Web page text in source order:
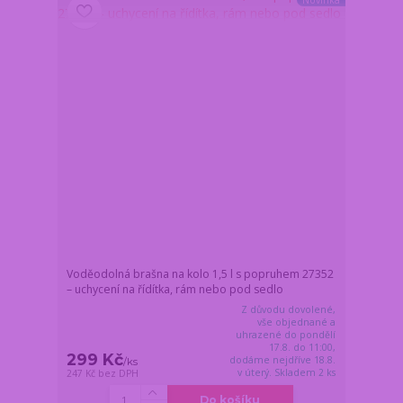
Voděodolná brašna na kolo 1,5 l s popruhem 27352
– uchycení na řídítka, rám nebo pod sedlo
299 Kč/ks
247 Kč bez DPH
Z důvodu dovolené,
vše objednané a
uhrazené do pondělí
17.8. do 11:00,
dodáme nejdříve 18.8.
v úterý. Skladem 2 ks
Do košíku